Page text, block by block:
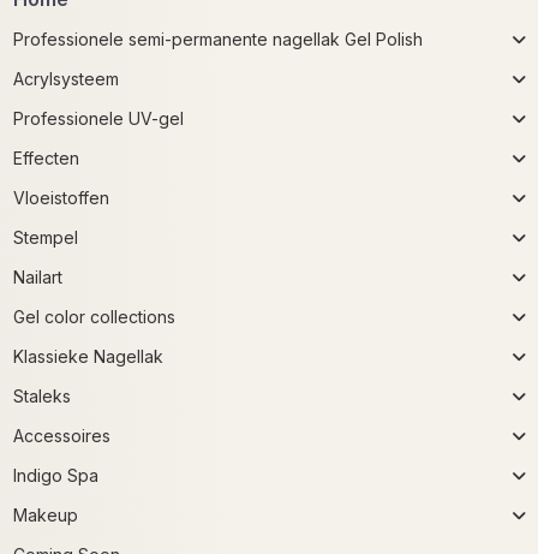
Professionele semi-permanente nagellak Gel Polish
Acrylsysteem
Professionele UV-gel
Effecten
Vloeistoffen
Stempel
Nailart
Gel color collections
Klassieke Nagellak
Staleks
Accessoires
Indigo Spa
Makeup